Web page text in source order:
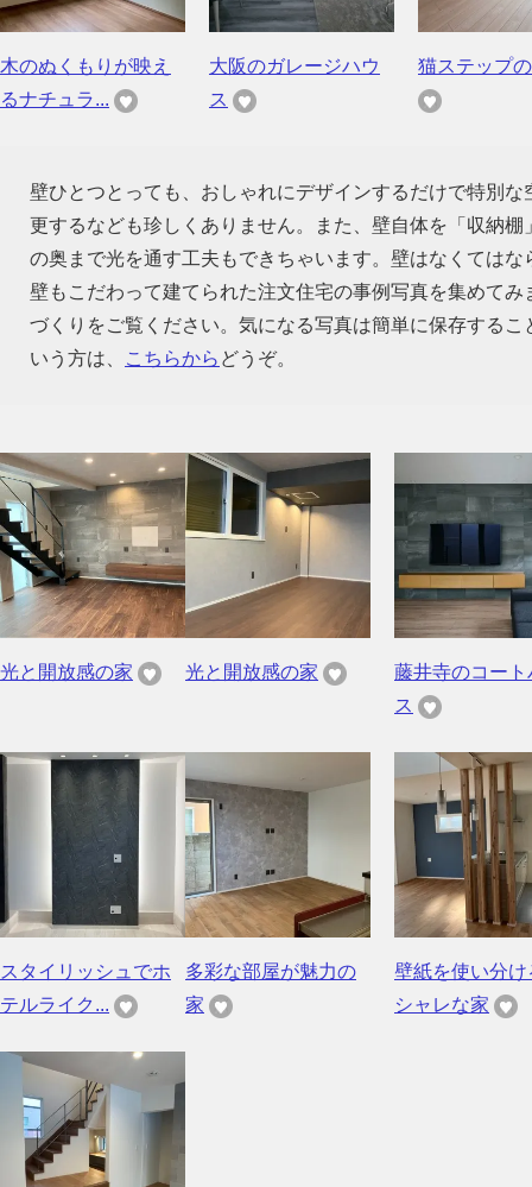
木のぬくもりが映え
るナチュラ...
大阪のガレージハウ
ス
猫ステップ
壁ひとつとっても、おしゃれにデザインするだけで特別
更するなども珍しくありません。また、壁自体を「収納
の奥まで光を通す工夫もできちゃいます。壁はなくては
壁もこだわって建てられた注文住宅の事例写真を集めて
づくりをご覧ください。気になる写真は簡単に保存する
いう方は、
こちらから どうぞ。
光と開放感の家 光と開放感の家
藤井寺のコート
ス
スタイリッシュでホ
テルライク...
多彩な部屋が魅力の
家
壁紙を使い分け
シャレな家